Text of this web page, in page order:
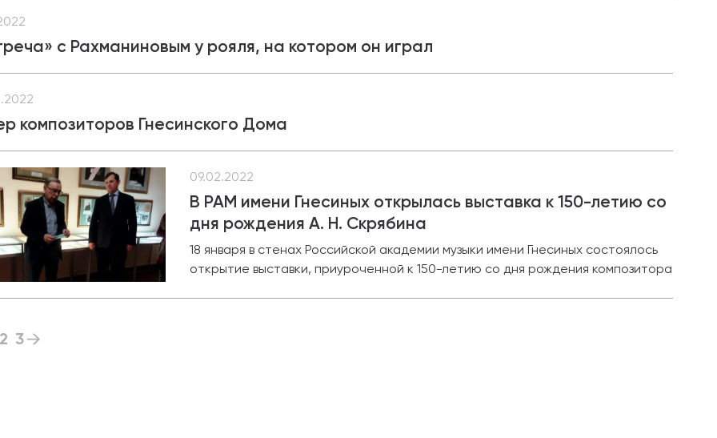
с Рахманиновым у рояля, на котором он играл
композиторов Гнесинского Дома
09.02.2022
В РАМ имени Гнесиных открылась выставка к 150-летию со
дня рождения А. Н. Скрябина
18 января в стенах Российской академии музыки имени Гнесиных состоялось
открытие выставки, приуроченной к 150-летию со дня рождения композитора
3